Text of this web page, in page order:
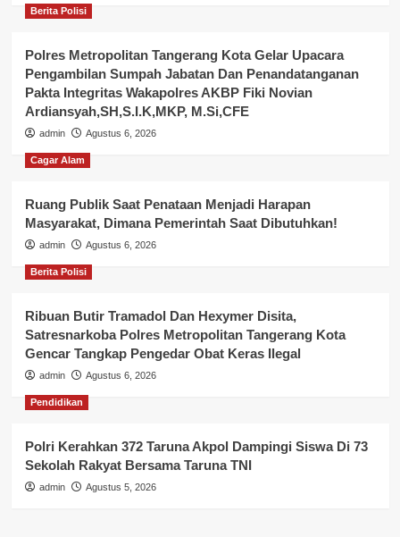
Berita Polisi
Polres Metropolitan Tangerang Kota Gelar Upacara
Pengambilan Sumpah Jabatan Dan Penandatanganan
Pakta Integritas Wakapolres AKBP Fiki Novian
Ardiansyah,SH,S.I.K,MKP, M.Si,CFE
admin Agustus 6, 2026
Cagar Alam
Ruang Publik Saat Penataan Menjadi Harapan
Masyarakat, Dimana Pemerintah Saat Dibutuhkan!
admin Agustus 6, 2026
Berita Polisi
Ribuan Butir Tramadol Dan Hexymer Disita,
Satresnarkoba Polres Metropolitan Tangerang Kota
Gencar Tangkap Pengedar Obat Keras Ilegal
admin Agustus 6, 2026
Pendidikan
Polri Kerahkan 372 Taruna Akpol Dampingi Siswa Di 73
Sekolah Rakyat Bersama Taruna TNI
admin Agustus 5, 2026